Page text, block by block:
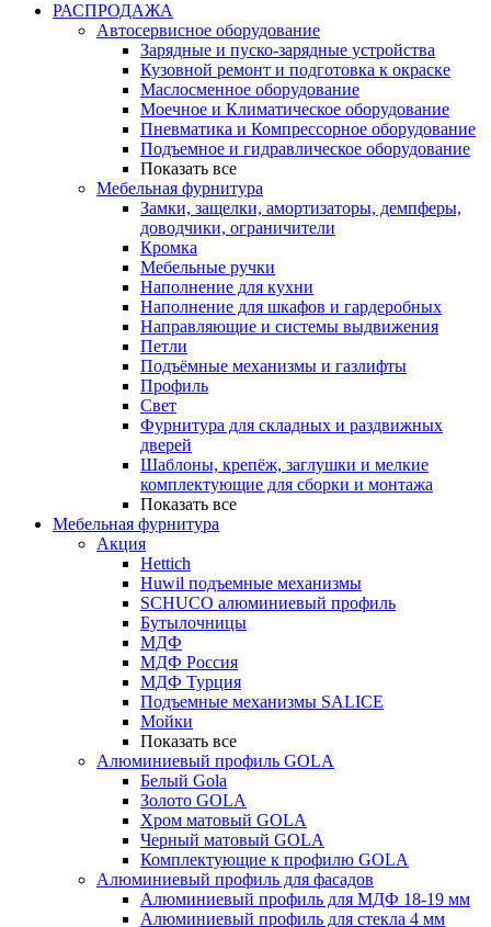
РАСПРОДАЖА
Автосервисное оборудование
Зарядные и пуско-зарядные устройства
Кузовной ремонт и подготовка к окраске
Маслосменное оборудование
Моечное и Климатическое оборудование
Пневматика и Компрессорное оборудование
Подъемное и гидравлическое оборудование
Показать все
Мебельная фурнитура
Замки, защелки, амортизаторы, демпферы,
доводчики, ограничители
Кромка
Мебельные ручки
Наполнение для кухни
Наполнение для шкафов и гардеробных
Направляющие и системы выдвижения
Петли
Подъёмные механизмы и газлифты
Профиль
Свет
Фурнитура для складных и раздвижных
дверей
Шаблоны, крепёж, заглушки и мелкие
комплектующие для сборки и монтажа
Показать все
Мебельная фурнитура
Акция
Hettich
Huwil подъемные механизмы
SCHUCO алюминиевый профиль
Бутылочницы
МДФ
МДФ Россия
МДФ Турция
Подъемные механизмы SALICE
Мойки
Показать все
Алюминиевый профиль GOLA
Белый Gola
Золото GOLA
Хром матовый GOLA
Черный матовый GOLA
Комплектующие к профилю GOLA
Алюминиевый профиль для фасадов
Алюминиевый профиль для МДФ 18-19 мм
Алюминиевый профиль для стекла 4 мм